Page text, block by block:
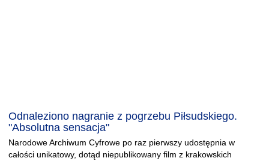
Odnaleziono nagranie z pogrzebu Piłsudskiego.
"Absolutna sensacja"
Narodowe Archiwum Cyfrowe po raz pierwszy udostępnia w
całości unikatowy, dotąd niepublikowany film z krakowskich